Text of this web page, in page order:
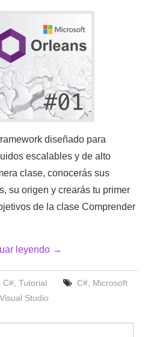
diseñado para
escalables y de alto
clase, conocerás sus
su origen y crearás tu primer
de la clase Comprender
leyendo →
C#, Tutorial C#, Microsoft
Visual Studio